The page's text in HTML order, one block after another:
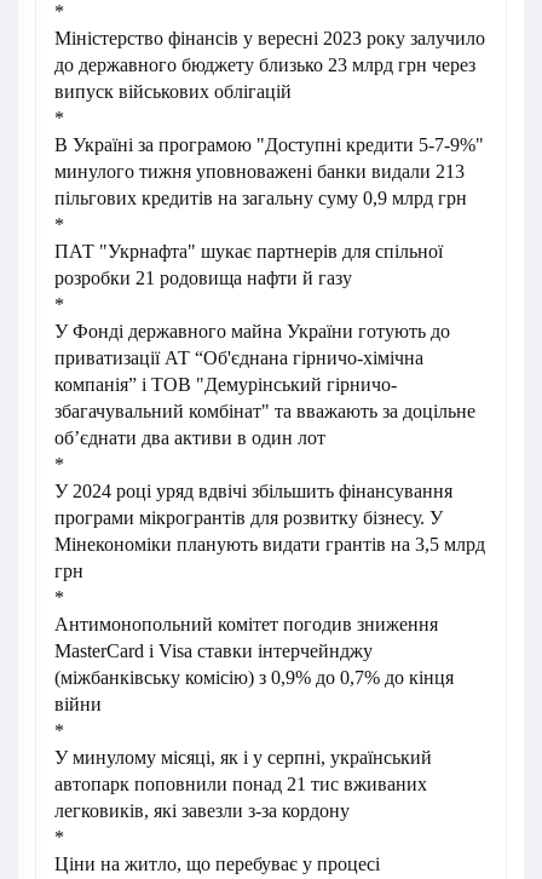
*
Міністерство фінансів у вересні 2023 року залучило
до державного бюджету близько 23 млрд грн через
випуск військових облігацій
*
В Україні за програмою "Доступні кредити 5-7-9%"
минулого тижня уповноважені банки видали 213
пільгових кредитів на загальну суму 0,9 млрд грн
*
ПАТ "Укрнафта" шукає партнерів для спільної
розробки 21 родовища нафти й газу
*
У Фонді державного майна України готують до
приватизації АТ “Об'єднана гірничо-хімічна
компанія” і ТОВ "Демурінський гірничо-
збагачувальний комбінат" та вважають за доцільне
об’єднати два активи в один лот
*
У 2024 році уряд вдвічі збільшить фінансування
програми мікрогрантів для розвитку бізнесу. У
Мінекономіки планують видати грантів на 3,5 млрд
грн
*
Антимонопольний комітет погодив зниження
MasterCard і Visa ставки інтерчейнджу
(міжбанківську комісію) з 0,9% до 0,7% до кінця
війни
*
У минулому місяці, як і у серпні, український
автопарк поповнили понад 21 тис вживаних
легковиків, які завезли з-за кордону
*
Ціни на житло, що перебуває у процесі